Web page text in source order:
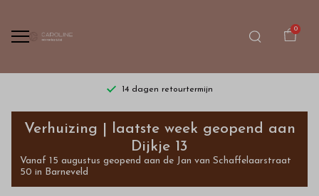
0
14 dagen retourtermijn
Outlet
(alleen
online)
Verhuizing | laatste week geopend aan
Dijkje 13
Vanaf 15 augustus geopend aan de Jan van Schaffelaarstraat
50 in Barneveld